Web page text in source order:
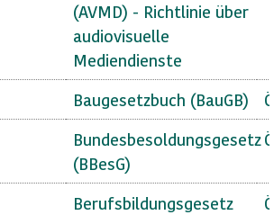
(AVMD) - Richtlinie über
audiovisuelle
Mediendienste
Baugesetzbuch (BauGB)
Bundesbesoldungsgesetz
(BBesG)
Berufsbildungsgesetz